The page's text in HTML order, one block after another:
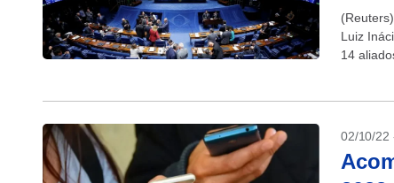
Luiz
14
02/10/22